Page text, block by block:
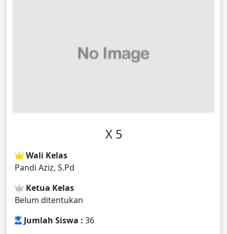
X 5
Wali Kelas
Pandi Aziz, S.Pd
Ketua Kelas
Belum ditentukan
Jumlah Siswa : 36